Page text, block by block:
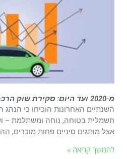
מ-2020 ועד היום: סקירת שוק הרכב החשמלי בישראל
השנתיים האחרונות הוכיחו כי הנהג
חשמלית בטוחה, נוחה ומשתלמת –
אצל מותגים סיניים פחות מוכרים,
להמשך קריאה »